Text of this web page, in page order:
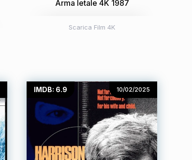
Arma letale 4K 1987
Scarica Film 4K
IMDB: 6.9 10/02/2025